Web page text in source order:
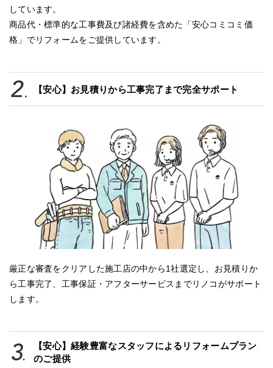
しています。
商品代・標準的な工事費及び諸経費を含めた「安心コミコミ価
格」でリフォームをご提供しています。
【安心】お見積りから工事完了まで完全サポート
厳正な審査をクリアした施工店の中から1社選定し、お見積りか
ら工事完了、工事保証・アフターサービスまでリノコがサポート
します。
【安心】経験豊富なスタッフによるリフォームプラン
のご提供